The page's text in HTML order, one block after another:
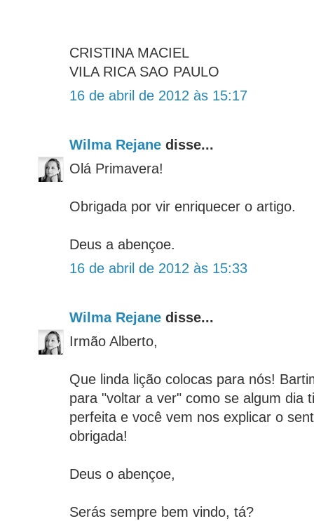
CRISTINA MACIEL
VILA RICA SAO PAULO
16 de abril de 2012 às 15:17
Wilma Rejane disse...
Olá Primavera!
Obrigada por vir enriquecer o artigo.
Deus a abençoe.
16 de abril de 2012 às 15:33
Wilma Rejane disse...
Irmão Alberto,
Que linda lição colocas para nós!
para "voltar a ver" como se algum dia
perfeita e você vem nos explicar o
obrigada!
Deus o abençoe,
Serás sempre bem vindo, tá?